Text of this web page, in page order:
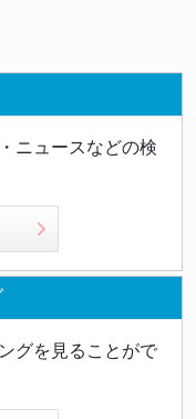
ニュースなどの検
グを見ることがで